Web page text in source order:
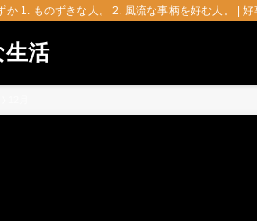
か 1. ものずきな人。 2. 風流な事柄を好む人。 |
生活